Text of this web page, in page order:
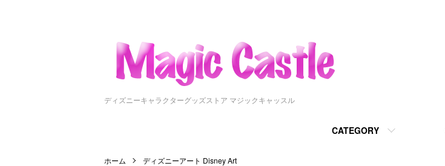
ディズニーキャラクターグッズストア マジックキャッスル
CATEGORY
ホーム ディズニーアート Disney Art